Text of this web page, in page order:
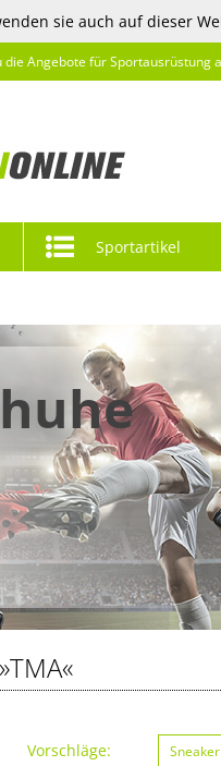
sie auch auf dieser
Angebote für Sportausrüstung
Sportartikel
»TMA«
Vorschläge: